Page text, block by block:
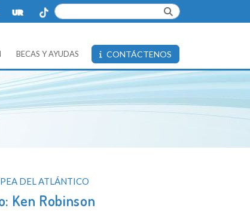
BECAS Y AYUDAS CONTÁCTENOS
DEL ATLÁNTICO
Ken Robinson